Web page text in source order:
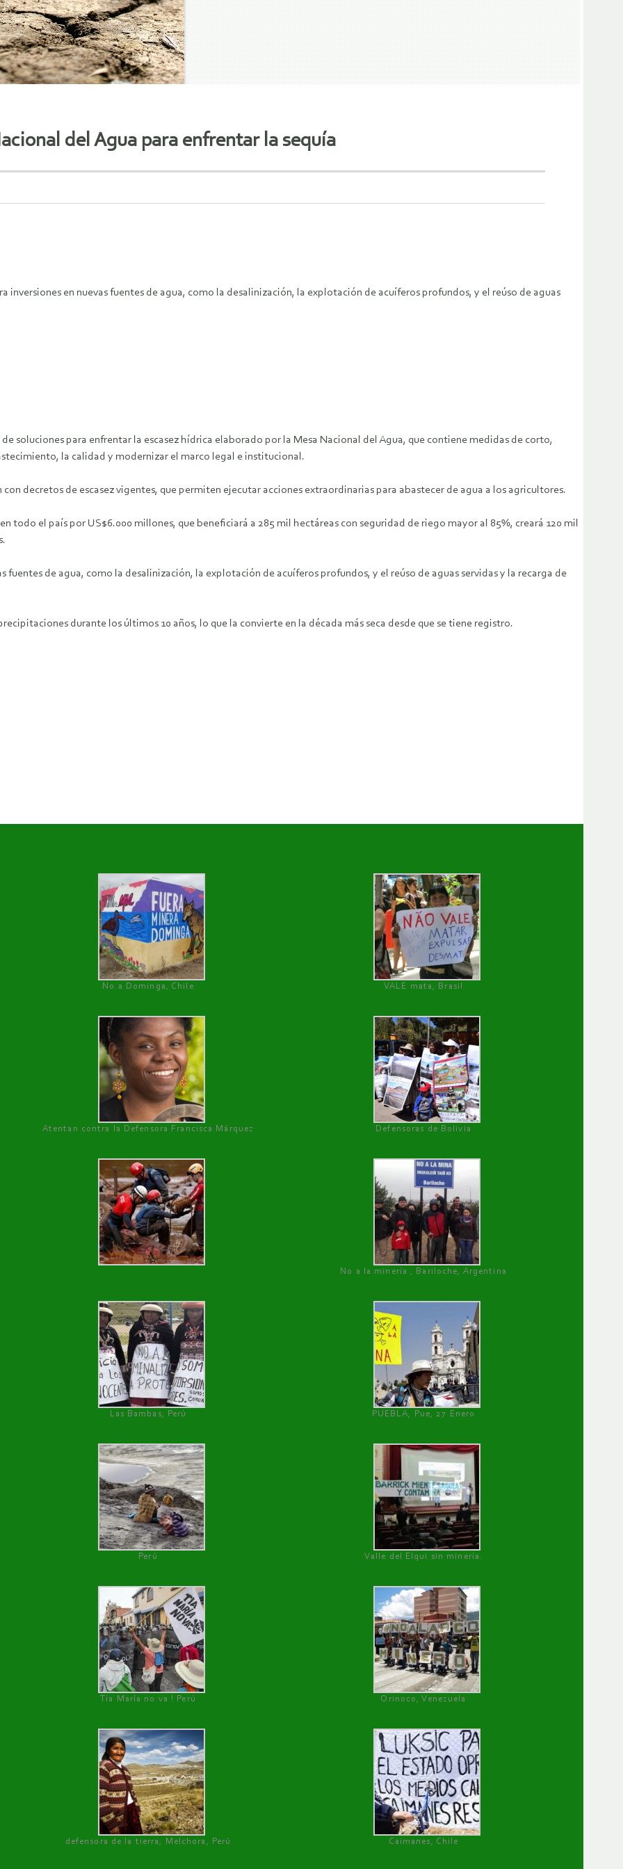
del Agua para enfrentar la sequía
inversiones en nuevas fuentes de agua, como la desalinización, la explotación de acuíferos profundos, y el reúso de aguas
soluciones para enfrentar la escasez hídrica elaborado por la Mesa Nacional del Agua, que contiene medidas de corto,
la calidad y modernizar el marco legal e institucional.
decretos de escasez vigentes, que permiten ejecutar acciones extraordinarias para abastecer de agua a los agricultores.
todo el país por US$6.000 millones, que beneficiará a 285 mil hectáreas con seguridad de riego mayor al 85%, creará 120 mil
fuentes de agua, como la desalinización, la explotación de acuíferos profundos, y el reúso de aguas servidas y la recarga de
durante los últimos 10 años, lo que la convierte en la década más seca desde que se tiene registro.
No a Dominga, Chile
VALE mata, Brasil
Atentan contra la Defensora Francisca Márquez Defensoras de Bolivia
No a la minería , Bariloche, Argentina
Las Bambas, Perú PUEBLA, Pue, 27 Enero
Perú Valle del Elqui sin minería.
Tía María no va ! Perú Orinoco, Venezuela
defensora de la tierra, Melchora, Perú Caimanes, Chile